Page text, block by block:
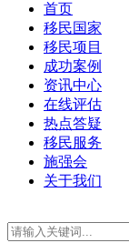
首页
移民国家
移民项目
成功案例
资讯中心
在线评估
热点答疑
移民服务
施强会
关于我们